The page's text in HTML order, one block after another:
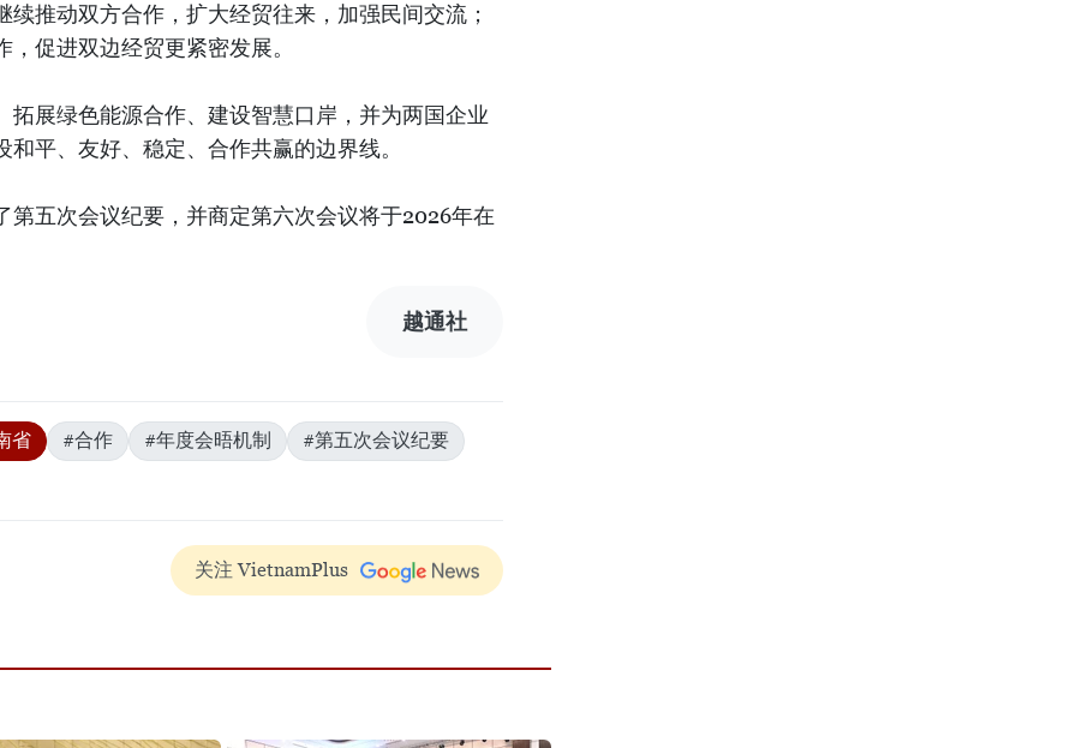
推动双方合作，扩大经贸往来，加强民间交流；
促进双边经贸更紧密发展。
拓展绿色能源合作、建设智慧口岸，并为两国企业
平、友好、稳定、合作共赢的边界线。
第五次会议纪要，并商定第六次会议将于2026年在
越通社
省 #合作 #年度会晤机制 #第五次会议纪要
关注 VietnamPlus